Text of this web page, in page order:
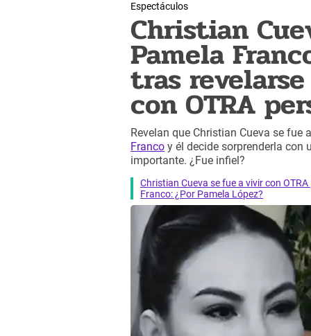
Espectáculos
Christian
Pamela
tras
con OTRA
Revelan que Christian Cueva se
Franco y él decide sorprenderla con
importante. ¿Fue infiel?
Christian Cueva se fue a vivir con
Franco: ¿Por Pamela López?